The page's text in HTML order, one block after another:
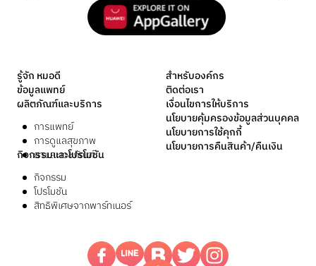
รู้จัก หมอดี
ข้อมูลแพทย์
ผลิตภัณฑ์และบริการ
การแพทย์
การดูแลสุขภาพ
ยาและเวชภัณฑ์
กิจกรรมและโปรโมชัน
กิจกรรม
โปรโมชัน
สิทธิพิเศษจากพาร์ทเนอร์
สำหรับองค์กร
ติดต่อเรา
เงื่อนไขการให้บริการ
นโยบายคุ้มครองข้อมูลส่วนบุคคล
นโยบายการใช้คุกกี้
นโยบายการคืนสินค้า/คืนเงิน